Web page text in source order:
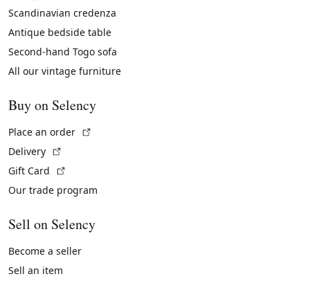
Scandinavian credenza
Antique bedside table
Second-hand Togo sofa
All our vintage furniture
Buy on Selency
Place an order
Delivery
Gift Card
Our trade program
Sell on Selency
Become a seller
Sell an item